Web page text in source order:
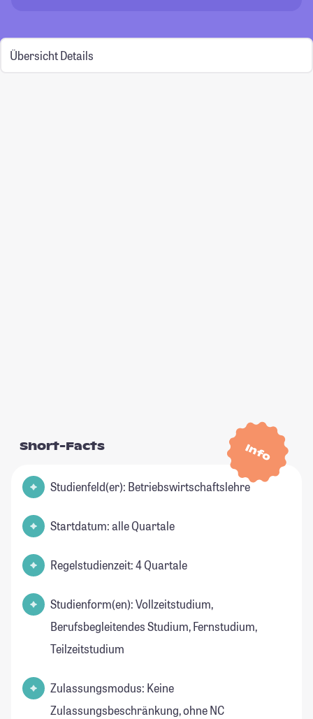
Übersicht Details
Info
Short-Facts
Studienfeld(er): Betriebswirtschaftslehre
Startdatum: alle Quartale
Regelstudienzeit: 4 Quartale
Studienform(en): Vollzeitstudium,
Berufsbegleitendes Studium, Fernstudium,
Teilzeitstudium
Zulassungsmodus: Keine
Zulassungsbeschränkung, ohne NC